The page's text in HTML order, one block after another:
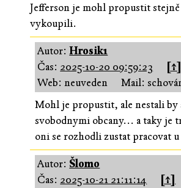
Jefferson je mohl propustit stejně
vykoupili.
Autor:Hrosik1
Čas: 2025-10-20 09:59:23
[↑]
Web: neuveden
Mail:
Mohl je propustit, ale nestali by
svobodnymi obcany... a taky je
oni se rozhodli zustat pracovat
Autor: Šlomo
Čas: 2025-10-21 21:11:14
[↑]